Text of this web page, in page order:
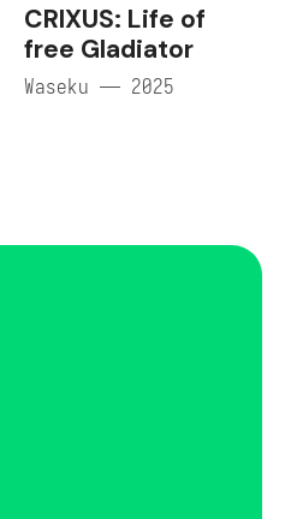
CRIXUS: Life of
free Gladiator
Waseku — 2025